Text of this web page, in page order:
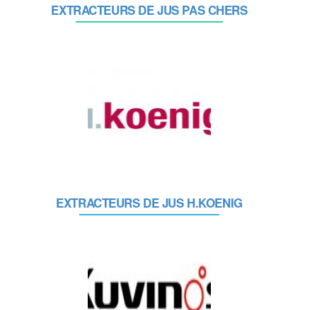
EXTRACTEURS DE JUS PAS CHERS
EXTRACTEURS DE JUS H.KOENIG